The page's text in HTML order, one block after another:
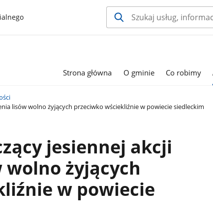
Strona główna O gminie Co robimy
lisów wolno żyjących przeciwko wściekliźnie w powiecie siedleckim
jesiennej akcji
wolno żyjących
w powiecie